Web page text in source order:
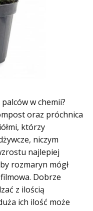
w chemii?
oraz próchnica
którzy
niczym
najlepiej
rozmaryn mógł
Dobrze
z ilością
ich ilość może